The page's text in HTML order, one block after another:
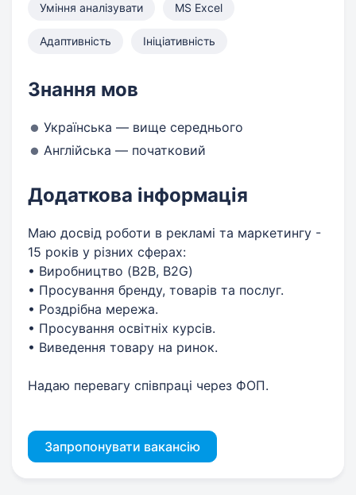
Уміння аналізувати MS Excel
Адаптивність Ініціативність
Знання мов
Українська — вище середнього
Англійська — початковий
Додаткова інформація
Маю досвід роботи в рекламі та маркетингу -
15 років у різних сферах:
• Виробництво (B2B, B2G)
• Просування бренду, товарів та послуг.
• Роздрібна мережа.
• Просування освітніх курсів.
• Виведення товару на ринок.
Надаю перевагу співпраці через ФОП.
Запропонувати вакансію